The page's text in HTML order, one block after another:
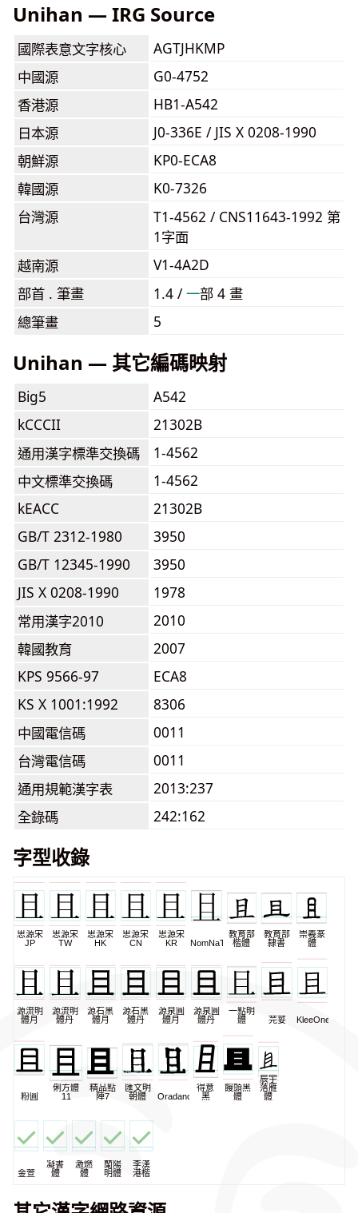
Unihan — IRG Source
國際表意文字核心
AGTJHKMP
中國源
G0-4752
香港源
HB1-A542
日本源
J0-336E / JIS X 0208-1990
朝鮮源
KP0-ECA8
韓國源
K0-7326
台灣源
T1-4562 / CNS11643-1992 第
1字面
越南源
V1-4A2D
部首 . 筆畫
1.4 /⼀部 4 畫
總筆畫
5
Unihan — 其它編碼映射
Big5
A542
kCCCII
21302B
通用漢字標準交換碼
1-4562
中文標準交換碼
1-4562
kEACC
21302B
GB/T 2312-1980
3950
GB/T 12345-1990
3950
JIS X 0208-1990
1978
常用漢字2010
2010
韓國教育
2007
KPS 9566-97
ECA8
KS X 1001:1992
8306
中國電信碼
0011
台灣電信碼
0011
通用規範漢字表
2013:237
全錄碼
242:162
字型收錄
思源宋
JP
思源宋
TW
思源宋
HK
思源宋
CN
思源宋
KR
NomNaTong
教育部
楷體
教育部
隸書
崇羲篆
體
源流明
體月
源流明
體丹
源石黑
體月
源石黑
體丹
源泉圓
體月
源泉圓
體丹
一點明
體
芫荽 KleeOne
粉圓
俐方體
11
精品點
陣7
匯文明
朝體
Oradano
得意
黑
饅頭黑
體
辰宇
落雁
體
金萱
凝書
體
激燃
體
蘭陽
明體
李漢
港楷